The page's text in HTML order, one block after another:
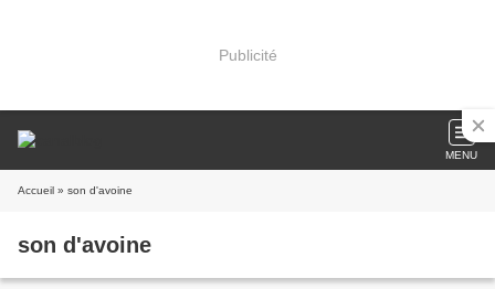
Publicité
MENU
Accueil » son d'avoine
son d'avoine